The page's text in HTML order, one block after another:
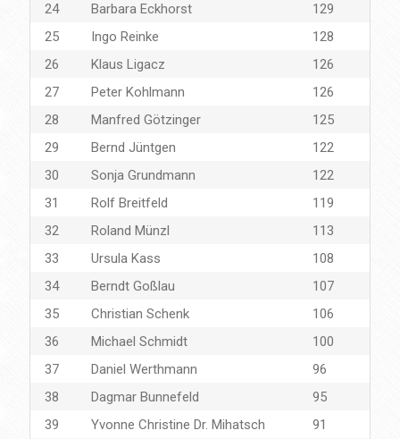
24
Barbara Eckhorst
129
25
Ingo Reinke
128
26
Klaus Ligacz
126
27
Peter Kohlmann
126
28
Manfred Götzinger
125
29
Bernd Jüntgen
122
30
Sonja Grundmann
122
31
Rolf Breitfeld
119
32
Roland Münzl
113
33
Ursula Kass
108
34
Berndt Goßlau
107
35
Christian Schenk
106
36
Michael Schmidt
100
37
Daniel Werthmann
96
38
Dagmar Bunnefeld
95
39
Yvonne Christine Dr. Mihatsch
91